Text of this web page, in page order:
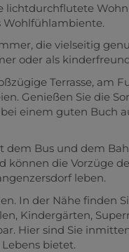
lichtdurchflutete
Wohlfühlambiente.
die vielseitig
oder als
Terrasse, am
Genießen Sie die
einem guten Buch
dem Bus und dem
können die Vorzüge
leben.
In der Nähe finden
Kindergärten,
Hier sind Sie
bietet.